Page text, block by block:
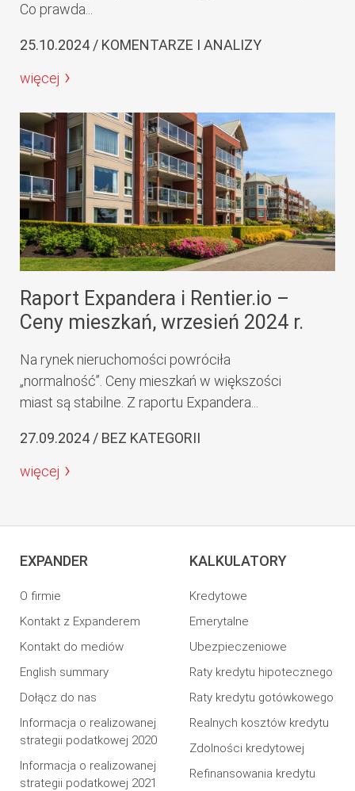
Co prawda...
25.10.2024 / KOMENTARZE I ANALIZY
więcej
Raport Expandera i Rentier.io –
Ceny mieszkań, wrzesień 2024 r.
Na rynek nieruchomości powróciła
„normalność”. Ceny mieszkań w większości
miast są stabilne. Z raportu Expandera...
27.09.2024 / BEZ KATEGORII
więcej
EXPANDER
O firmie
Kontakt z Expanderem
Kontakt do mediów
English summary
Dołącz do nas
Informacja o realizowanej
strategii podatkowej 2020
Informacja o realizowanej
strategii podatkowej 2021
KALKULATORY
Kredytowe
Emerytalne
Ubezpieczeniowe
Raty kredytu hipotecznego
Raty kredytu gotówkowego
Realnych kosztów kredytu
Zdolności kredytowej
Refinansowania kredytu